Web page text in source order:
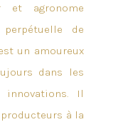
et agronome
de
un amoureux
dans les
Il
à la